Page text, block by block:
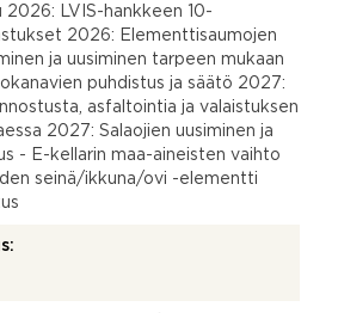
2026: LVIS-hankkeen 10-
2026: Elementtisaumojen
ja uusiminen tarpeen mukaan
puhdistus ja säätö 2027:
asfaltointia ja valaistuksen
2027: Salaojien uusiminen ja
- E-kellarin maa-aineisten vaihto
seinä/ikkuna/ovi -elementti